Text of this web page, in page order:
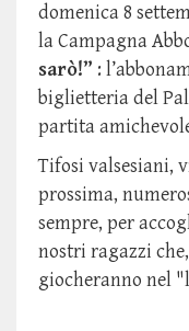
domenica 8
la Campagna
sarò!” :
biglietteria del
partita
Tifosi valsesiani,
prossima,
sempre, per
nostri ragazzi
giocheranno nel